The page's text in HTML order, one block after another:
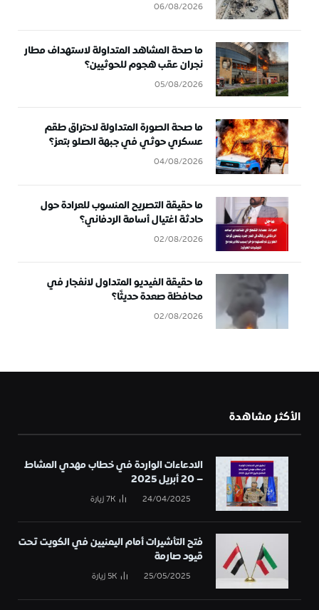
06/08/2026
ما صحة المشاهد المتداولة لاستهداف مطار
نجران عقب هجوم للحوثيين؟
05/08/2026
ما صحة الصورة المتداولة لاحتراق طقم
عسكري حوثي في جبهة الصلو بتعز؟
04/08/2026
ما حقيقة التصريح المنسوب للعرادة حول
حادثة اغتيال أسامة الردفاني؟
02/08/2026
ما حقيقة الفيديو المتداول لانفجار في
محافظة صعدة حديثًا؟
02/08/2026
الأكثر مشاهدة
الادعاءات الواردة في خطاب مهدي المشاط
– 20 أبريل 2025
24/04/2025
7Kزيارة
فتح التأشيرات أمام اليمنيين في الكويت تحت
قيود صارمة
25/05/2025
5Kزيارة